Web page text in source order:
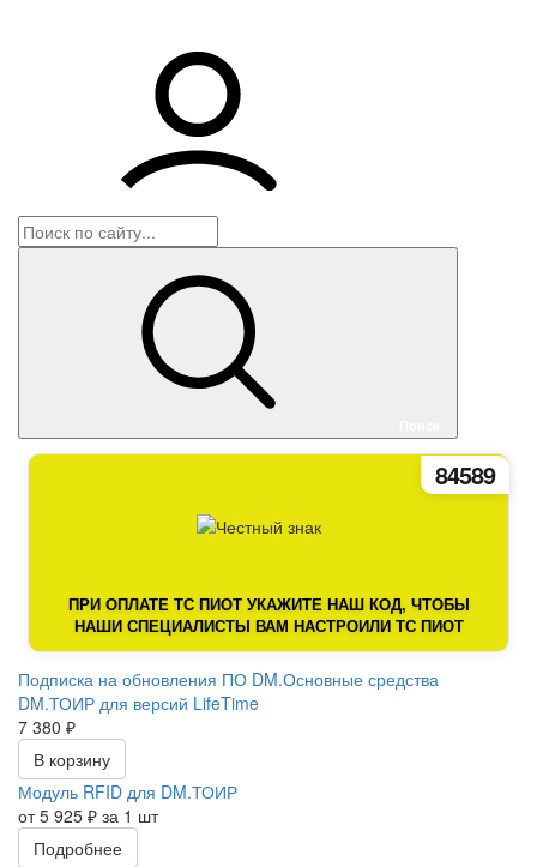
84589
ПРИ ОПЛАТЕ ТС ПИОТ УКАЖИТЕ НАШ КОД, ЧТОБЫ
НАШИ СПЕЦИАЛИСТЫ ВАМ НАСТРОИЛИ ТС ПИОТ
Подписка на обновления ПО DM.Основные средства
DM.ТОИР для версий LifeTime
7 380 ₽
В корзину
Модуль RFID для DM.ТОИР
от 5 925 ₽ за 1 шт
Подробнее